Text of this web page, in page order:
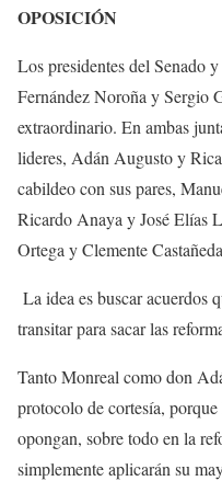
OPOSICIÓN
Los presidentes del Senado
Fernández Noroña y Sergio
extraordinario. En ambas
lideres, Adán Augusto y
cabildeo con sus pares,
Ricardo Anaya y José Elías
Ortega y Clemente
La idea es buscar acuerdos
transitar para sacar las
Tanto Monreal como don
protocolo de cortesía,
opongan, sobre todo en la
simplemente aplicarán su